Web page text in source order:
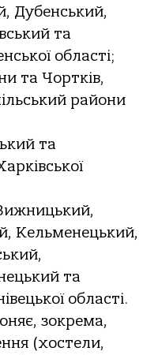
Дубенський,
та
області;
та Чортків,
райони
та
Кельменецький,
та
області.
зокрема,
(хостели,